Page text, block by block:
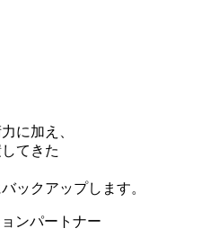
に加え、
てきた
ックアップします。